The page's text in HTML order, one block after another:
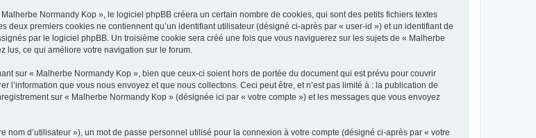
Normandy Kop », le logiciel phpBB créera un certain nombre de cookies, qui sont des petits fichiers textes
premiers cookies ne contiennent qu’un identifiant utilisateur (désigné ci-après par « user-id ») et un identifiant de
par le logiciel phpBB. Un troisième cookie sera créé une fois que vous naviguerez sur les sujets de « Malherbe
lus, ce qui améliore votre navigation sur le forum.
sur « Malherbe Normandy Kop », bien que ceux-ci soient hors de portée du document qui est prévu pour couvrir
que vous nous envoyez et que nous collectons. Ceci peut être, et n’est pas limité à : la publication de
sur « Malherbe Normandy Kop » (désignée ici par « votre compte ») et les messages que vous envoyez
d’utilisateur »), un mot de passe personnel utilisé pour la connexion à votre compte (désigné ci-après par « votre